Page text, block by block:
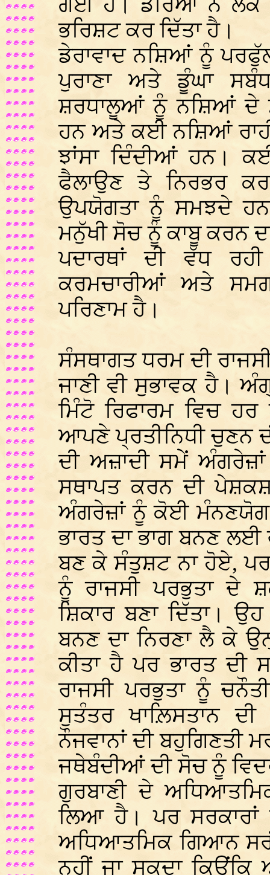
ਗਈ ਹੈ। ਡੇਰਿਆਂ ਨੇ ਲੋਕ
ਭਰਿਸ਼ਟ ਕਰ ਦਿੱਤਾ ਹੈ।
ਡੇਰਾਵਾਦ ਨਸ਼ਿਆਂ ਨੂੰ
ਪੁਰਾਣਾ ਅਤੇ ਡੂੰਘਾ
ਸ਼ਰਧਾਲੂਆਂ ਨੂੰ ਨਸ਼ਿਆਂ ਦੇ
ਹਨ ਅਤੇ ਕਈ ਨਸ਼ਿਆਂ
ਝਾਂਸਾ ਦਿੰਦੀਆਂ ਹਨ।
ਫੈਲਾਉਣ ਤੇ ਨਿਰਭਰ
ਉਪਯੋਗਤਾ ਨੂੰ ਸਮਝਦੇ
ਮਨੁੱਖੀ ਸੋਚ ਨੂੰ ਕਾਬੂ ਕਰਨ
ਪਦਾਰਥਾਂ ਦੀ ਵੱਧ
ਕਰਮਚਾਰੀਆਂ ਅਤੇ
ਪਰਿਣਾਮ ਹੈ।
ਸੰਸਥਾਗਤ ਧਰਮ ਦੀ
ਜਾਣੀ ਵੀ ਸੁਭਾਵਕ ਹੈ।
ਮਿੰਟੋ ਰਿਫਾਰਮ ਵਿਚ
ਆਪਣੇ ਪ੍ਰਤੀਨਿਧੀ ਚੁਣਨ
ਦੀ ਅਜ਼ਾਦੀ ਸਮੇਂ
ਸਥਾਪਤ ਕਰਨ ਦੀ
ਅੰਗਰੇਜ਼ਾਂ ਨੂੰ ਕੋਈ
ਭਾਰਤ ਦਾ ਭਾਗ ਬਨਣ ਲਈ
ਬਣ ਕੇ ਸੰਤੁਸ਼ਟ ਨਾ ਹੋਏ,
ਨੂੰ ਰਾਜਸੀ ਪਰਭੁਤਾ ਦੇ
ਸ਼ਿਕਾਰ ਬਣਾ ਦਿੱਤਾ।
ਬਨਣ ਦਾ ਨਿਰਣਾ ਲੈ ਕੇ
ਕੀਤਾ ਹੈ ਪਰ ਭਾਰਤ
ਰਾਜਸੀ ਪਰਭੁਤਾ ਨੂੰ
ਸੁਤੰਤਰ ਖਾਲ਼ਿਸਤਾਨ
ਨੌਜਵਾਨਾਂ ਦੀ ਬਹੁਗਿਣਤੀ
ਜਥੇਬੰਦੀਆਂ ਦੀ ਸੋਚ ਨੂੰ
ਗੁਰਬਾਣੀ ਦੇ
ਲਿਆ ਹੈ। ਪਰ
ਅਧਿਆਤਮਿਕ ਗਿਆਨ
ਨਹੀਂ ਜਾ ਸਕਦਾ